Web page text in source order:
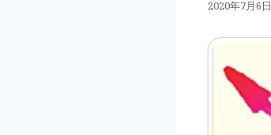
2020年7月6日